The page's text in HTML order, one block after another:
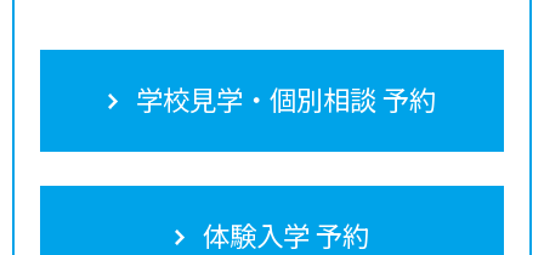
学校見学・個別相談 予約
体験入学 予約